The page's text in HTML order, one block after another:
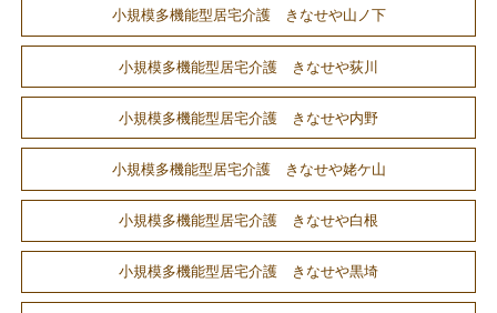
小規模多機能型居宅介護 きなせや山ノ下
小規模多機能型居宅介護 きなせや荻川
小規模多機能型居宅介護 きなせや内野
小規模多機能型居宅介護 きなせや姥ケ山
小規模多機能型居宅介護 きなせや白根
小規模多機能型居宅介護 きなせや黒埼